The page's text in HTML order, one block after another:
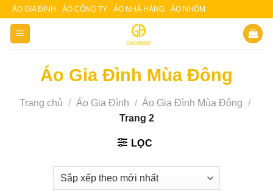
Skip
content
ÁO GIA ĐÌNH ÁO CÔNG TY ÁO NHÀ HÀNG ÁO NHÓM
Áo Gia Đình Mùa Đông
Trang chủ / Áo Gia Đình / Áo Gia Đình Mùa Đông /
Trang 2
LỌC